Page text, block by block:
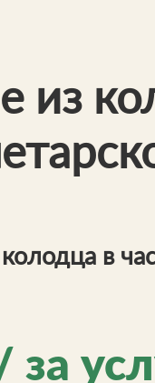
из
в
за